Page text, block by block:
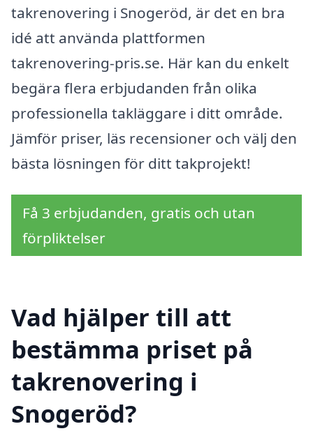
takrenovering i Snogeröd, är det en bra
idé att använda plattformen
takrenovering-pris.se. Här kan du enkelt
begära flera erbjudanden från olika
professionella takläggare i ditt område.
Jämför priser, läs recensioner och välj den
bästa lösningen för ditt takprojekt!
Få 3 erbjudanden, gratis och utan
förpliktelser
Vad hjälper till att
bestämma priset på
takrenovering i
Snogeröd?